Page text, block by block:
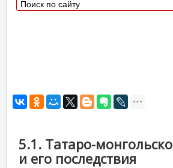
5.1. Татаро-
и его последствия